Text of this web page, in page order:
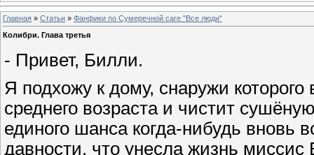
Главная » Статьи » Фанфики по Сумеречной саге "Все люди"
Колибри. Глава третья
- Привет, Билли.
Я подхожу к дому, снаружи
среднего возраста и чистит
единого шанса когда-нибудь вновь
давности, что унесла жизнь